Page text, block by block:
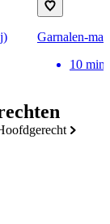
hoofdgerecht
Garnalen-
10 min